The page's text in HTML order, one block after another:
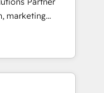
automation.
across
Hubs. -
and
marketing
and GEO (AI
Content Hub and